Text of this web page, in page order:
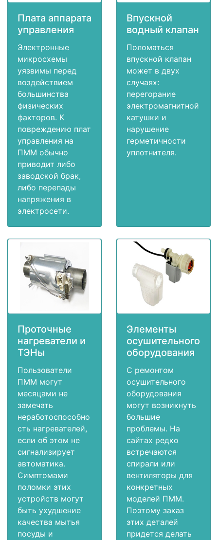
Плата аппарата
управления
Электронные
микросхемы
уязвимы перед
воздействием
большинства
физических
факторов. К
повреждению плат
управления на
ПММ обычно
приводит либо
заводской брак,
либо перепады
напряжения в
электросети.
Впускной
водный клапан
Поломаться
впускной клапан
может в двух
случаях:
перегорание
электромагнитной
катушки и
нарушение
герметичности
уплотнителя.
Проточные
нагреватели и
ТЭНы
Пользователи
ПММ могут
месяцами не
замечать
неработоспособно
сть нагревателей,
если об этом не
сигнализирует
автоматика.
Симптомами
поломки этих
устройств могут
быть ухудшение
качества мытья
посуды и
Элементы
осушительного
оборудования
С ремонтом
осушительного
оборудования
могут возникнуть
большие
проблемы. На
сайтах редко
встречаются
спирали или
вентиляторы для
конкретных
моделей ПММ.
Поэтому заказ
этих деталей
придется делать